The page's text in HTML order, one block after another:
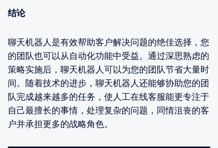
结论
聊天机器人是有效帮助客户解决问题的绝佳选择，您
的团队也可以从自动化功能中受益。通过深思熟虑的
策略实施后，聊天机器人可以为您的团队节省大量时
间。随着技术的进步，聊天机器人还能够协助您的团
队完成越来越多的任务，使人工在线客服能更专注于
自己最擅长的事情，处理复杂的问题，同情沮丧的客
户并承担更多的战略角色。